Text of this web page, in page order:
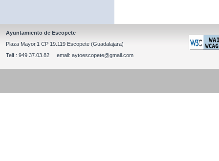
Ayuntamiento de Escopete
Plaza Mayor,1 CP 19.119 Escopete (Guadalajara)
Telf : 949.37.03.82 email: aytoescopete@gmail.com